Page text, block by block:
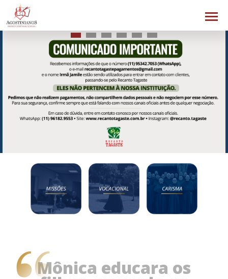
Mônica educara os